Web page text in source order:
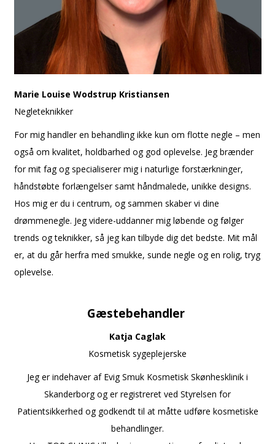
Marie Louise Wodstrup Kristiansen
Negleteknikker
For mig handler en behandling ikke kun om flotte negle – men
også om kvalitet, holdbarhed og god oplevelse. Jeg brænder
for mit fag og specialiserer mig i naturlige forstærkninger,
håndstøbte forlængelser samt håndmalede, unikke designs.
Hos mig er du i centrum, og sammen skaber vi dine
drømmenegle. Jeg videre-uddanner mig løbende og følger
trends og teknikker, så jeg kan tilbyde dig det bedste. Mit mål
er, at du går herfra med smukke, sunde negle og en rolig, tryg
oplevelse.
Gæstebehandler
Katja Caglak
Kosmetisk sygeplejerske
Jeg er indehaver af Evig Smuk Kosmetisk Skønhesklinik i
Skanderborg og er registreret ved Styrelsen for
Patientsikkerhed og godkendt til at måtte udføre kosmetiske
behandlinger.